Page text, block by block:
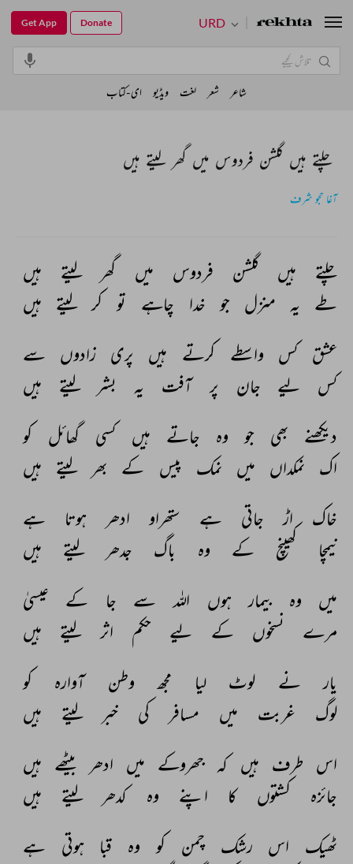
چلتے ہیں گلشن فردوس میں گھر لیتے ہیں
آغا حجو شرف
چلتے ہیں گلشن فردوس میں گھر لیتے
ہیں
طے
یہ منزل جو خدا چاہے تو کر لیتے ہیں
عشق کس واسطے کرتے ہیں پری زادوں
سے
کس
لیے جان پر آفت یہ بشر لیتے ہیں
دیکھنے بھی جو وہ جاتے ہیں کسی گھائل
کو
اک
نمکداں میں نمک پیس کے بھر لیتے ہیں
خاک اڑ جاتی ہے ستھراو ادھر ہوتا
ہے
نیمچا
کھینچ کے وہ باگ جدھر لیتے ہیں
میں وہ بیمار ہوں اللہ سے جا کے
عیسیٰ
مرے
نسخوں کے لیے حکم اثر لیتے ہیں
یار نے لوٹ لیا مجھ وطن آوارہ
کو
لوگ
غربت میں مسافر کی خبر لیتے ہیں
اس طرف ہیں کہ جھروکے میں ادھر بیٹھے ہیں
جائزہ کشتوں کا اپنے وہ کدھر لیتے ہیں
ٹھیک اس رشک چمن کو وہ قبا ہوتی
ہے
URD
Get App Donate
شاعر شعر لغت ویڈیو ای-کتاب